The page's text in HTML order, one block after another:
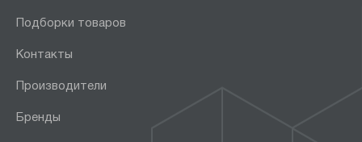
Подборки товаров
Контакты
Производители
Бренды